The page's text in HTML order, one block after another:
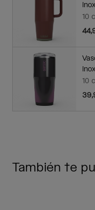
10
10
También te